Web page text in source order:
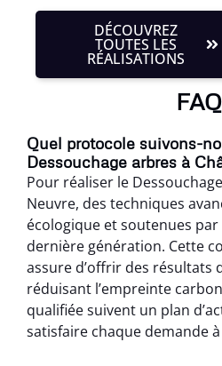
DÉCOUVREZ
TOUTES LES
RÉALISATIONS
FAQ
Quel protocole suivons-
Dessouchage arbres à
Pour réaliser le
Neuvre, des techniques
écologique et soutenues
dernière génération. Cette
assure d’offrir des résultats
réduisant l’empreinte
qualifiée suivent un plan
satisfaire chaque demande